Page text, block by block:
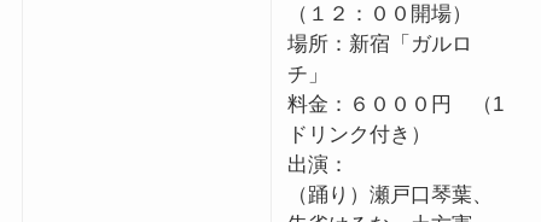
（１２：００開場）
場所：新宿「ガルロ
チ」
料金：６０００円 （1
ドリンク付き）
出演：
（踊り）瀬戸口琴葉、